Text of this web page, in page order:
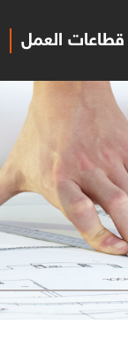
قطاعات العمل